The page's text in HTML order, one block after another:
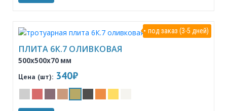
ПЛИТА 6К.7 ОЛИВКОВАЯ
500x500x70 мм
под заказ (3-5 дней)
Цена (шт): 340₽